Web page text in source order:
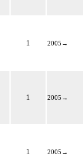
1 2005 →
1 2005 →
1 2005 →